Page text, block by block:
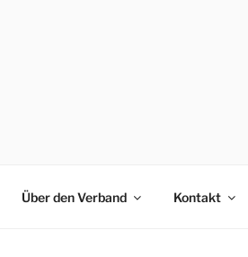
Über den Verband Kontakt